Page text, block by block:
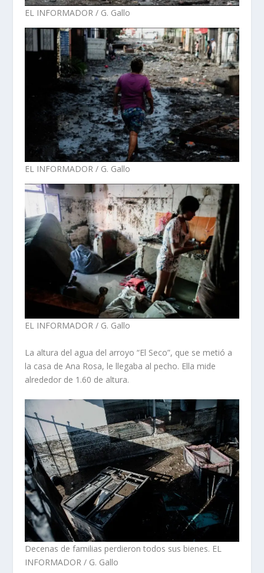
EL INFORMADOR / G. Gallo
EL INFORMADOR / G. Gallo
EL INFORMADOR / G. Gallo
La altura del agua del arroyo “El Seco”, que se metió a
la casa de Ana Rosa, le llegaba al pecho. Ella mide
alrededor de 1.60 de altura.
Decenas de familias perdieron todos sus bienes. EL
INFORMADOR / G. Gallo